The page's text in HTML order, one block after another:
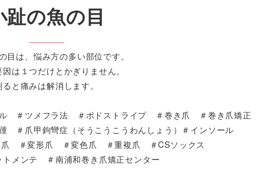
趾の魚の目
目は、悩み方の多い部位です。
は１つだけとかぎりません。
ると痛みは解消します。
＃ツメフラ法 ＃ポドストライプ ＃巻き爪 ＃巻き爪矯正
爪甲鉤彎症（そうこうこうわんしょう）＃インソール
＃変形爪 ＃変色爪 ＃重複爪 ＃CSソックス
メンテ ＃南浦和巻き爪矯正センター